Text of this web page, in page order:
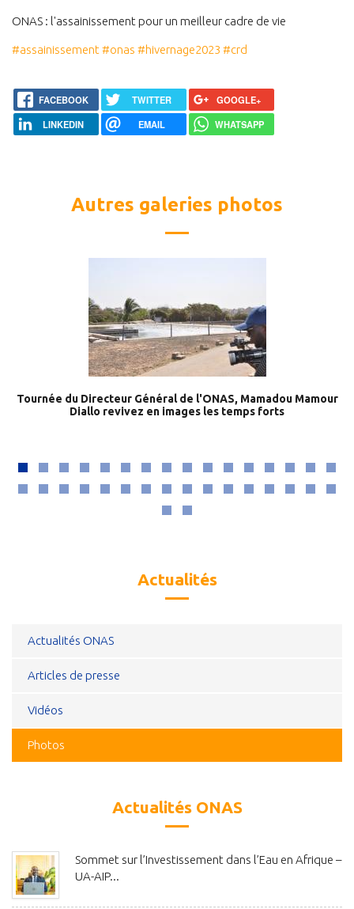
ONAS : l'assainissement pour un meilleur cadre de vie
#assainissement #onas #hivernage2023 #crd
FACEBOOK TWITTER
GOOGLE+
LINKEDIN
EMAIL WHATSAPP
Autres galeries photos
Tournée du Directeur Général de l'ONAS, Mamadou Mamour
Diallo revivez en images les temps forts
Actualités
Actualités ONAS
Articles de presse
Vidéos
Photos
Actualités ONAS
Sommet sur l’Investissement dans l’Eau en Afrique –
UA-AIP...